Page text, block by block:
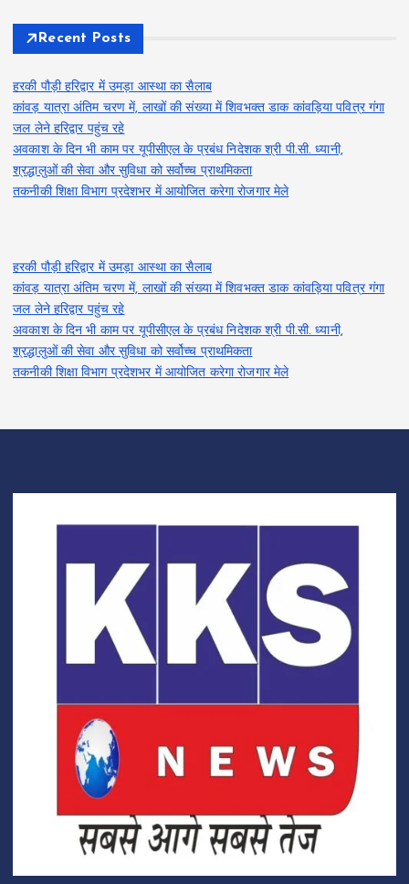
Recent Posts
हरकी पौड़ी हरिद्वार में उमड़ा आस्था का सैलाब
कांवड़ यात्रा अंतिम चरण में, लाखों की संख्या में शिवभक्त डाक कांवड़िया पवित्र गंगा
जल लेने हरिद्वार पहुंच रहे
अवकाश के दिन भी काम पर यूपीसीएल के प्रबंध निदेशक श्री पी.सी. ध्यानी,
श्रद्धालुओं की सेवा और सुविधा को सर्वोच्च प्राथमिकता
तकनीकी शिक्षा विभाग प्रदेशभर में आयोजित करेगा रोजगार मेले
हरकी पौड़ी हरिद्वार में उमड़ा आस्था का सैलाब
कांवड़ यात्रा अंतिम चरण में, लाखों की संख्या में शिवभक्त डाक कांवड़िया पवित्र गंगा
जल लेने हरिद्वार पहुंच रहे
अवकाश के दिन भी काम पर यूपीसीएल के प्रबंध निदेशक श्री पी.सी. ध्यानी,
श्रद्धालुओं की सेवा और सुविधा को सर्वोच्च प्राथमिकता
तकनीकी शिक्षा विभाग प्रदेशभर में आयोजित करेगा रोजगार मेले